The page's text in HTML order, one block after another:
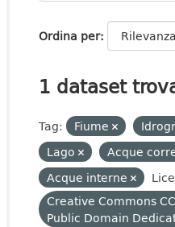
Ordina per
1 dataset
Tag: Fiume
Lago
Acque
Acque interne
Creative Commons
Public Domain